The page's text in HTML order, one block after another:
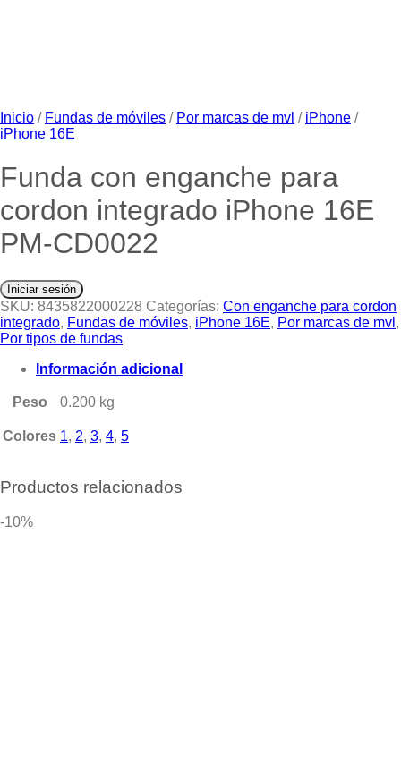
Inicio / Fundas de móviles / Por marcas de mvl / iPhone /
iPhone 16E
Funda con enganche para
cordon integrado iPhone 16E
PM-CD0022
Iniciar sesión
SKU: 8435822000228 Categorías: Con enganche para cordon
integrado, Fundas de móviles, iPhone 16E, Por marcas de mvl ,
Por tipos de fundas
Información adicional
Peso 0.200 kg
Colores 1, 2, 3, 4, 5
Productos relacionados
-10%